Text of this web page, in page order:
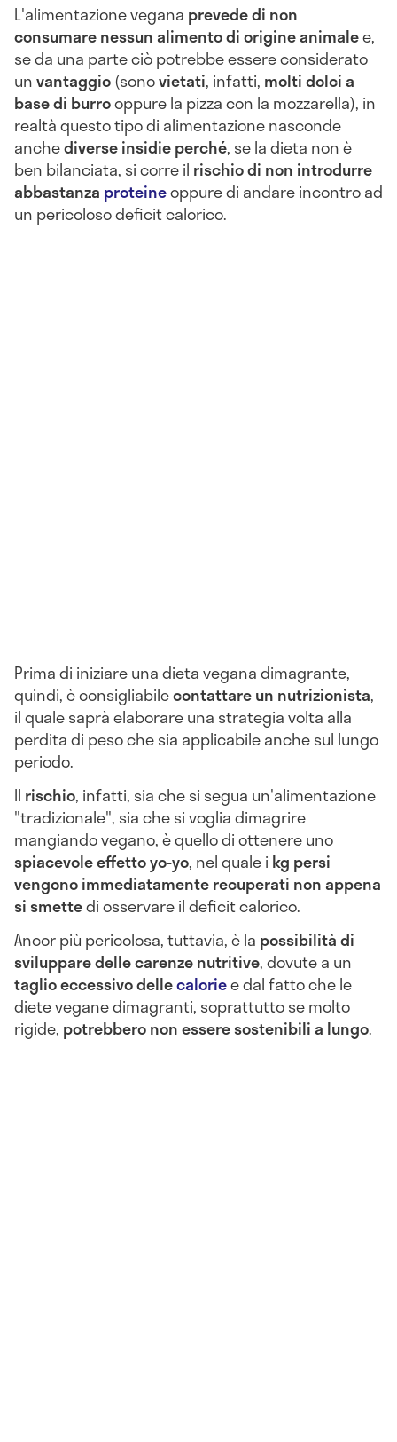
L'alimentazione vegana prevede di non
consumare nessun alimento di origine animalee,
se da una parte ciò potrebbe essere considerato
unvantaggio(sonovietati, infatti, molti dolci a
base di burrooppure la pizza con la mozzarella), in
realtà questo tipo di alimentazione nasconde
anchediverse insidie perché, se la dieta non è
ben bilanciata, si corre il rischio di non introdurre
abbastanza proteineoppure di andare incontro ad
un pericoloso deficit calorico.
Prima di iniziare una dieta vegana dimagrante,
quindi, è consigliabilecontattare un nutrizionista,
il quale saprà elaborare una strategia volta alla
perdita di peso che sia applicabile anche sul lungo
periodo.
Il rischio, infatti, sia che si segua un'alimentazione
"tradizionale", sia che si voglia dimagrire
mangiando vegano, è quello di ottenere uno
spiacevole effetto yo-yo, nel quale i kg persi
vengono immediatamente recuperati non appena
si smettedi osservare il deficit calorico.
Ancor più pericolosa, tuttavia, è la possibilità di
sviluppare delle carenze nutritive, dovute a un
taglio eccessivo dellecaloriee dal fatto che le
diete vegane dimagranti, soprattutto se molto
rigide, potrebbero non essere sostenibili a lungo.